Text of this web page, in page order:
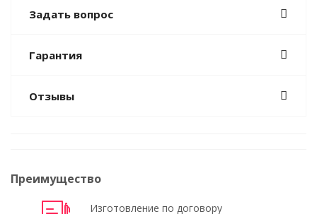
Задать вопрос
Гарантия
Отзывы
Преимущество
Изготовление по договору